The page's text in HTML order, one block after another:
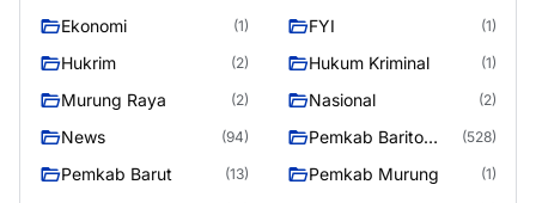
Ekonomi (1) FYI (1)
Hukrim (2) Hukum Kriminal (1)
Murung Raya (2) Nasional (2)
News (94)
Pemkab Barito
(528)
Pemkab Barut (13) Pemkab Murung (1)